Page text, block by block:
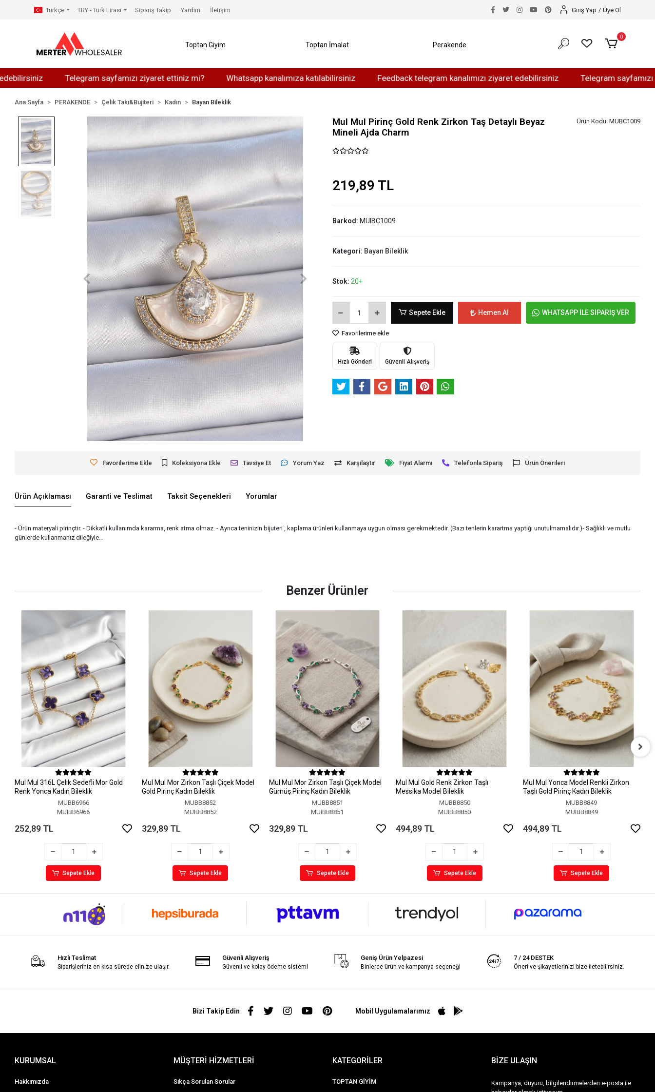
Telegram sayfamızı ziyaret ettiniz mi? Whatsapp kanalımıza katılabilirsiniz Feedback telegram kanalımızı ziyaret edebilirsiniz Telegram sayfamızı
Türkçe TRY - Türk Lirası Sipariş Takip Yardım İletişim Giriş Yap / Üye Ol
Toptan Giyim Toptan İmalat Perakende
0
Ana Sayfa PERAKENDE Çelik Takı&Bujiteri Kadın Bayan Bileklik
MuI MuI Pirinç Gold Renk Zirkon Taş Detaylı Beyaz
Mineli Ajda Charm
Ürün Kodu: MUBC1009
219,89 TL
Barkod: MUIBC1009
Kategori: Bayan Bileklik
Stok: 20+
Sepete Ekle Hemen Al WHATSAPP İLE SİPARİŞ VER
Favorilerime ekle
Hızlı Gönderi Güvenli Alışveriş
Favorilerime Ekle Koleksiyona Ekle Tavsiye Et Yorum Yaz Karşılaştır Fiyat Alarmı Telefonla Sipariş Ürün Önerileri
Ürün Açıklaması Garanti ve Teslimat Taksit Seçenekleri Yorumlar
- Ürün materyali pirinçtir. - Dikkatli kullanımda kararma, renk atma olmaz. - Ayrıca teninizin bijuteri , kaplama ürünleri kullanmaya uygun olması gerekmektedir. (Bazı tenlerin karartma yaptığı unutulmamalıdır.)- Sağlıklı ve mutlu
günlerde kullanmanız dileğiyle…
Benzer Ürünler
MuI MuI 316L Çelik Sedefli Mor Gold
Renk Yonca Kadın Bileklik
MUBB6966
MUIBB6966
252,89 TL
Sepete Ekle
MuI MuI Mor Zirkon Taşlı Çiçek Model
Gold Pirinç Kadın Bileklik
MUBB8852
MUIBB8852
329,89 TL
Sepete Ekle
MuI MuI Mor Zirkon Taşlı Çiçek Model
Gümüş Pirinç Kadın Bileklik
MUBB8851
MUIBB8851
329,89 TL
Sepete Ekle
MuI MuI Gold Renk Zirkon Taşlı
Messika Model Bileklik
MUBB8850
MUIBB8850
494,89 TL
Sepete Ekle
MuI MuI Yonca Model Renkli Zirkon
Taşlı Gold Pirinç Kadın Bileklik
MUBB8849
MUIBB8849
494,89 TL
Sepete Ekle
Hızlı Teslimat
Siparişleriniz en kısa sürede elinize ulaşır.
Güvenli Alışveriş
Güvenli ve kolay ödeme sistemi
Geniş Ürün Yelpazesi
Binlerce ürün ve kampanya seçeneği
7 / 24 DESTEK
Öneri ve şikayetlerinizi bize iletebilirsiniz.
Bizi Takip Edin Mobil Uygulamalarımız
KURUMSAL
Hakkımızda
MÜŞTERİ HİZMETLERİ
Sıkça Sorulan Sorular
KATEGORİLER
TOPTAN GİYİM
BİZE ULAŞIN
Kampanya, duyuru, bilgilendirmelerden e-posta ile